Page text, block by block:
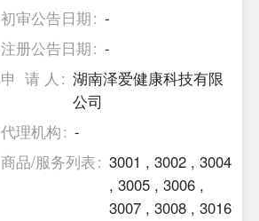
初审公告日期
-
注册公告日期
-
申 请 人
湖南泽爱健康科技有限
公司
代理机构
-
商品/服务列表
3001 ,3002 ,3004
,3005 ,3006 ,
3007 ,3008 ,3016